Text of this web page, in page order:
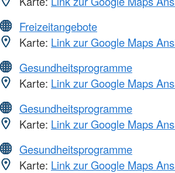
Freizeitangebote
Karte: Link zur Google Maps
Gesundheitsprogramme
Karte: Link zur Google Maps
Gesundheitsprogramme
Karte: Link zur Google Maps
Gesundheitsprogramme
Karte: Link zur Google Maps